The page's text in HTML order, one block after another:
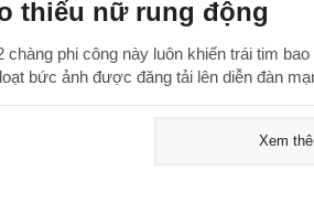
thiếu nữ rung động
chàng phi công này luôn khiến trái tim
bức ảnh được đăng tải lên diễn đàn
Xem